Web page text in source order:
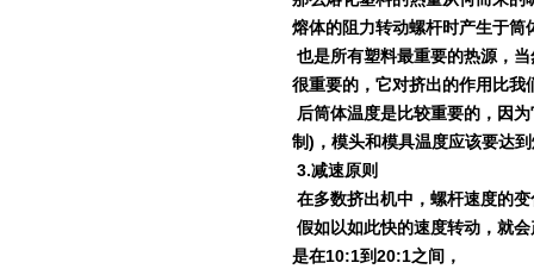
熔体的阻力转动螺杆时产生于筒
也是所有塑料最重要的热源，
很重要的，它对挤出的作用比我
后筒体温度是比较重要的，因
制) ，模头和模具温度应该要达
3.减速原则
在多数挤出机中，螺杆速度的
假如以如此快的速度转动，就
是在10:1到20:1之间，